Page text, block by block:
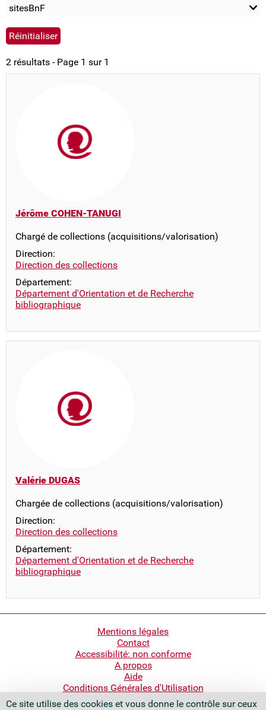
Ce site utilise des cookies et vous donne le contrôle sur ceux
sitesBnF
2 résultats - Page 1 sur 1
Jérôme COHEN-TANUGI
Chargé de collections (acquisitions/valorisation)
Direction:
Direction des collections
Département:
Département d'Orientation et de Recherche
bibliographique
Valérie DUGAS
Chargée de collections (acquisitions/valorisation)
Direction:
Direction des collections
Département:
Département d'Orientation et de Recherche
bibliographique
Mentions légales
Contact
Accessibilité: non conforme
A propos
Aide
Conditions Générales d'Utilisation
Bibliothèque nationale de France